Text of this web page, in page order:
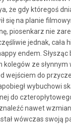
że gdy któregoś
się na planie
piosenkarz nie
jednak, cała
endem. Słysząc
kolegów ze słynnym
wejściem do
wybuchowi
do
nawet
wówczas swoją